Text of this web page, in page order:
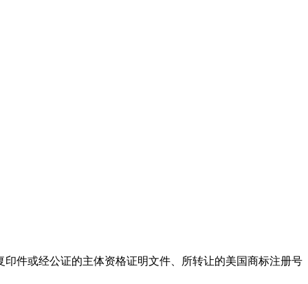
件或经公证的主体资格证明文件、所转让的美国商标注册号